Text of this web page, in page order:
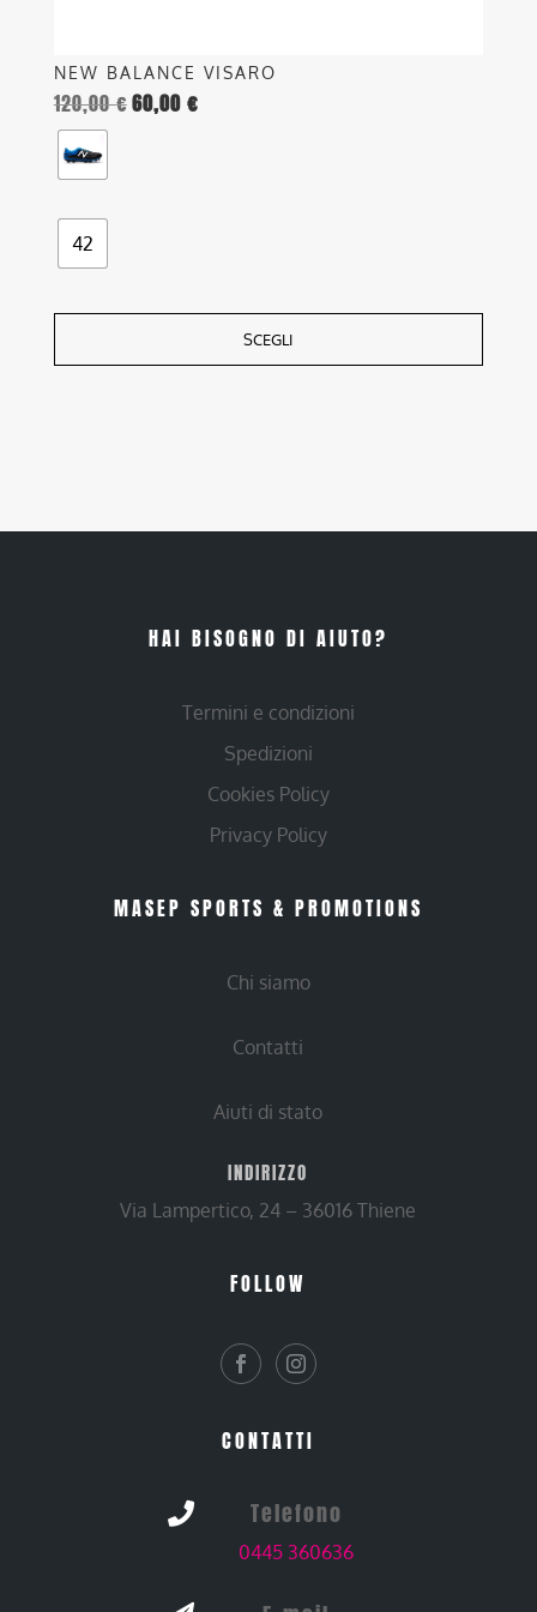
NEW BALANCE VISARO
120,00€60,00 €
42
SCEGLI
HAI BISOGNO DI AIUTO?
Termini e condizioni
Spedizioni
Cookies Policy
Privacy Policy
MASEP SPORTS & PROMOTIONS
Chi siamo
Contatti
Aiuti di stato
INDIRIZZO
Via Lampertico, 24 – 36016 Thiene
FOLLOW
CONTATTI
 Telefono
0445 360636